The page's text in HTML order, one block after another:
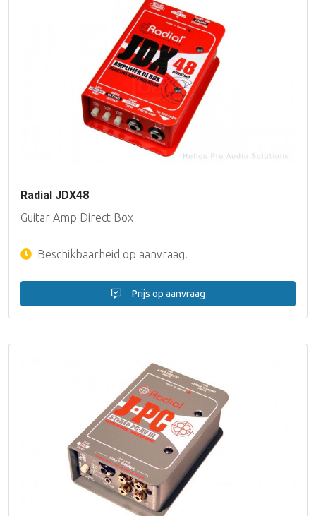
Radial JDX48
Guitar Amp Direct Box
Beschikbaarheid op aanvraag.
Prijs op aanvraag